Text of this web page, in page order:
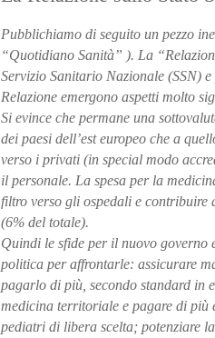
Pubblichiamo di seguito un pezzo
“Quotidiano Sanità” ). La
Servizio Sanitario Nazionale
Relazione emergono aspetti molto
Si evince che permane una
dei paesi dell’est europeo che a
verso i privati (in special modo
il personale. La spesa per la
filtro verso gli ospedali e contribuire
(6% del totale).
Quindi le sfide per il nuovo governo
politica per affrontarle: assicurare
pagarlo di più, secondo standard in
medicina territoriale e pagare di
pediatri di libera scelta; potenziare